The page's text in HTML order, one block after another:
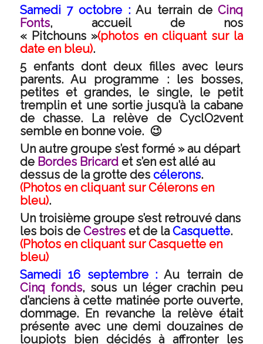
Samedi 7 octobre : Au terrain deCinq
Fonts, accueil de nos
« Pitchouns »(photos en cliquant sur la
date en bleu).
5 enfants dont deux filles avec leurs
parents. Au programme : les bosses,
petites et grandes, le single, le petit
tremplin et une sortie jusqu’à la cabane
de chasse. La relève de CyclO2vent
semble en bonne voie. 😉
Un autre groupe s’est formé » au départ
de Bordes Bricardet s’en est allé au
dessus de la grotte des célerons.
(Photos en cliquant surCélerons en
bleu).
Un troisième groupe s’est retrouvé dans
les bois de Cestreset de la Casquette.
(Photos en cliquant sur Casquette en
bleu)
Samedi 16 septembre : Au terrain de
Cinq fonds, sous un léger crachin peu
d’anciens à cette matinée porte ouverte,
dommage. En revanche la relève était
présente avec une demi douzaines de
loupiots bien décidés à affronter les